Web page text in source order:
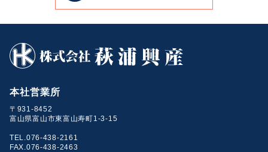
本社営業所
〒931-8452
富山県富山市東富山寿町1-3-15
TEL.076-438-2161
FAX.076-438-2463